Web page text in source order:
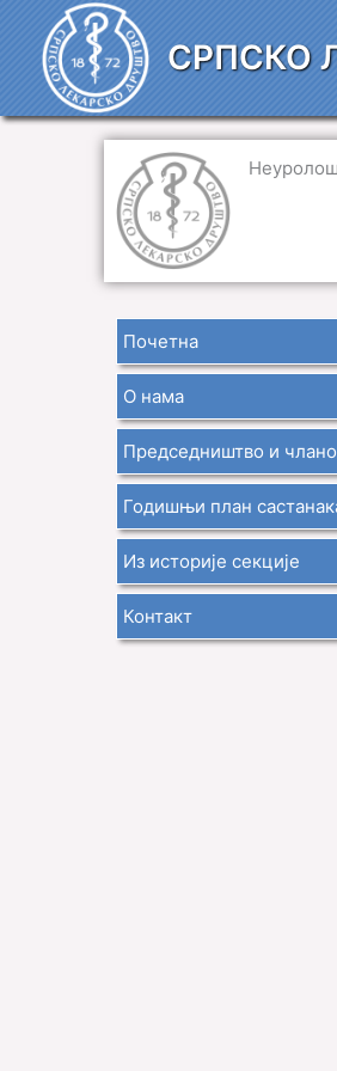
садржај
СРПСКО
Почетна
О нама
Председништво и
Годишњи план
Из историје секције
Контакт